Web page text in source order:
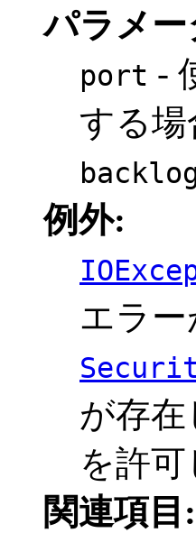
パラメー
port -
する場
例外:
エラ
が存
を許
関連項目: